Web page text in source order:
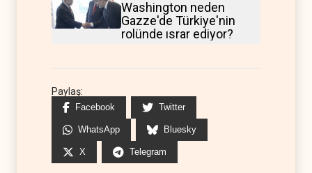
Washington neden
Gazze'de Türkiye'nin
rolünde ısrar ediyor?
Paylaş:
Facebook Twitter
WhatsApp Bluesky
X Telegram